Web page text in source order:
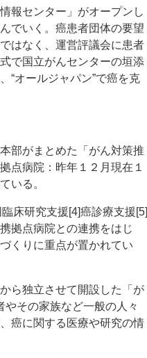
報センター」がオープンし
でいく。癌患者団体の要望
はなく、運営評議会に患者
で国立がんセンターの垣添
“オールジャパン”で癌を克
部がまとめた「がん対策推
点病院：昨年１２月現在１
いる。
床研究支援[4]癌診療支援[5]
拠点病院との連携をはじ
くりに重点が置かれてい
ら独立させて開設した「が
その家族など一般の人々
癌に関する医療や研究の情